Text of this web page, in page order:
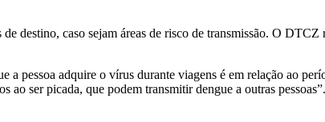
destino, caso sejam áreas de risco de transmissão. O
a pessoa adquire o vírus durante viagens é em relação ao
ser picada, que podem transmitir dengue a outras pessoas”.